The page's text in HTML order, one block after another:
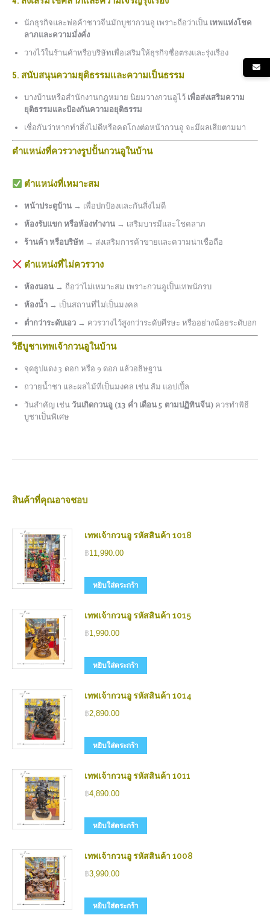
นักธุรกิจและพ่อค้าชาวจีนมักบูชากวนอู เพราะถือว่าเป็น เทพแห่งโชค
ลาภและความมั่งคั่ง
วางไว้ในร้านค้าหรือบริษัทเพื่อเสริมให้ธุรกิจซื่อตรงและรุ่งเรือง
5. สนับสนุนความยุติธรรมและความเป็นธรรม
บางบ้านหรือสำนักงานกฎหมาย นิยมวางกวนอูไว้ เพื่อส่งเสริมความ
ยุติธรรมและป้องกันความอยุติธรรม
เชื่อกันว่าหากทำสิ่งไม่ดีหรือคดโกงต่อหน้ากวนอู จะมีผลเสียตามมา
ตำแหน่งที่ควรวางรูปปั้นกวนอูในบ้าน
ตำแหน่งที่เหมาะสม
หน้าประตูบ้าน → เพื่อปกป้องและกันสิ่งไม่ดี
ห้องรับแขก หรือห้องทำงาน → เสริมบารมีและโชคลาภ
ร้านค้า หรือบริษัท → ส่งเสริมการค้าขายและความน่าเชื่อถือ
ตำแหน่งที่ไม่ควรวาง
ห้องนอน → ถือว่าไม่เหมาะสม เพราะกวนอูเป็นเทพนักรบ
ห้องน้ำ → เป็นสถานที่ไม่เป็นมงคล
ต่ำกว่าระดับเอว → ควรวางไว้สูงกว่าระดับศีรษะ หรืออย่างน้อยระดับอก
วิธีบูชาเทพเจ้ากวนอูในบ้าน
จุดธูปแดง 3 ดอก หรือ 9 ดอก แล้วอธิษฐาน
ถวายน้ำชา และผลไม้ที่เป็นมงคล เช่น ส้ม แอปเปิ้ล
วันสำคัญ เช่น วันเกิดกวนอู (13 ค่ำ เดือน 5 ตามปฏิทินจีน) ควรทำพิธี
บูชาเป็นพิเศษ
สินค้าที่คุณอาจชอบ
เทพเจ้ากวนอู รหัสสินค้า 1018
฿11,990.00
หยิบใส่ตระกร้า
เทพเจ้ากวนอู รหัสสินค้า 1015
฿1,990.00
หยิบใส่ตระกร้า
เทพเจ้ากวนอู รหัสสินค้า 1014
฿2,890.00
หยิบใส่ตระกร้า
เทพเจ้ากวนอู รหัสสินค้า 1011
฿4,890.00
หยิบใส่ตระกร้า
เทพเจ้ากวนอู รหัสสินค้า 1008
฿3,990.00
หยิบใส่ตระกร้า